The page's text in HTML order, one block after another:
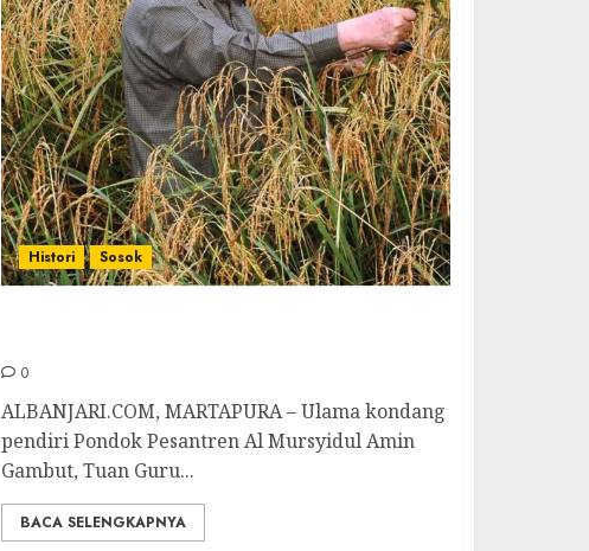
Histori Sosok
0
ALBANJARI.COM, MARTAPURA – Ulama kondang
pendiri Pondok Pesantren Al Mursyidul Amin
Gambut, Tuan Guru...
BACA SELENGKAPNYA